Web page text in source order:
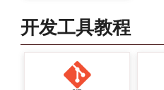
开发工具教程